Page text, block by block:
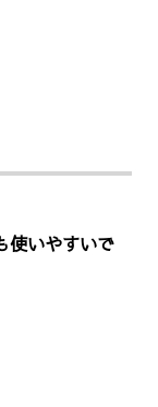
使いやすいで